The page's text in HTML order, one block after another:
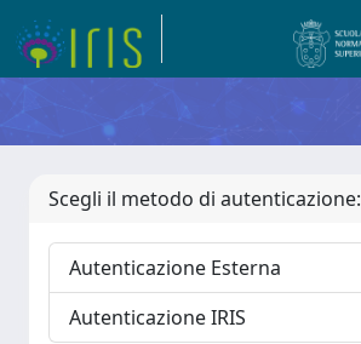
Scegli il metodo di autenticazione:
Autenticazione Esterna
Autenticazione IRIS